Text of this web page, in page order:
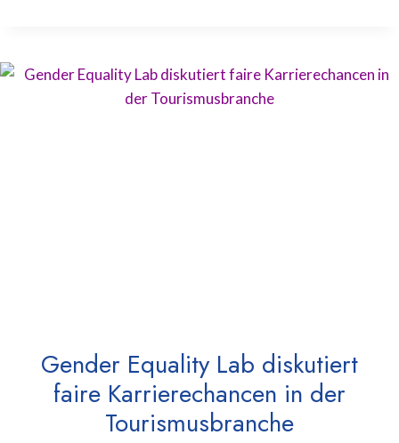
Gender Equality Lab diskutiert
faire Karrierechancen in der
Tourismusbranche